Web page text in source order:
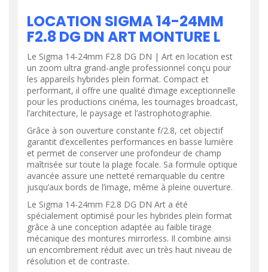
LOCATION SIGMA 14-24MM
F2.8 DG DN ART MONTURE L
Le Sigma 14-24mm F2.8 DG DN | Art en location est
un zoom ultra grand-angle professionnel conçu pour
les appareils hybrides plein format. Compact et
performant, il offre une qualité d’image exceptionnelle
pour les productions cinéma, les tournages broadcast,
l’architecture, le paysage et l’astrophotographie.
Grâce à son ouverture constante f/2.8, cet objectif
garantit d’excellentes performances en basse lumière
et permet de conserver une profondeur de champ
maîtrisée sur toute la plage focale. Sa formule optique
avancée assure une netteté remarquable du centre
jusqu’aux bords de l’image, même à pleine ouverture.
Le Sigma 14-24mm F2.8 DG DN Art a été
spécialement optimisé pour les hybrides plein format
grâce à une conception adaptée au faible tirage
mécanique des montures mirrorless. Il combine ainsi
un encombrement réduit avec un très haut niveau de
résolution et de contraste.